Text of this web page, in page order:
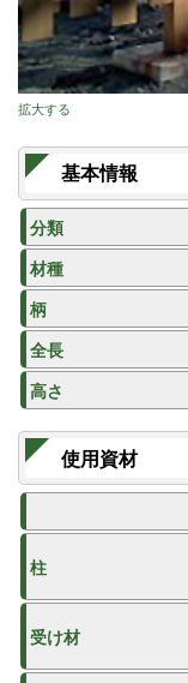
拡大する
基本情報
分類
材種
柄
全長
高さ
使用資材
柱
受け材